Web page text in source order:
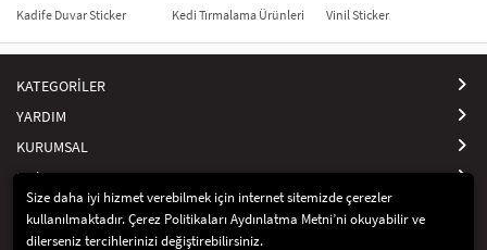
bulabilirsiniz.Yaş pasta süsü, simli doğum günü süsleri, gold ve gümüş
kılabilirsiniz.
Pastalarınıza ışıltı katacak en güzel süsleme ürünlerini keşfetmek için
Artikel Deko’nun pasta süsleri
Kadife Duvar Sticker Kedi Tırmalama Ürünleri Vinil Sticker
KATEGORİLER
YARDIM
KURUMSAL
Hızlı Menü
Güvenli Alışveriş
Size daha iyi hizmet verebilmek için internet sitemizde çerezler
kullanılmaktadır. Çerez Politikaları Aydınlatma Metni’ni okuyabilir ve
dilerseniz tercihlerinizi değiştirebilirsiniz.